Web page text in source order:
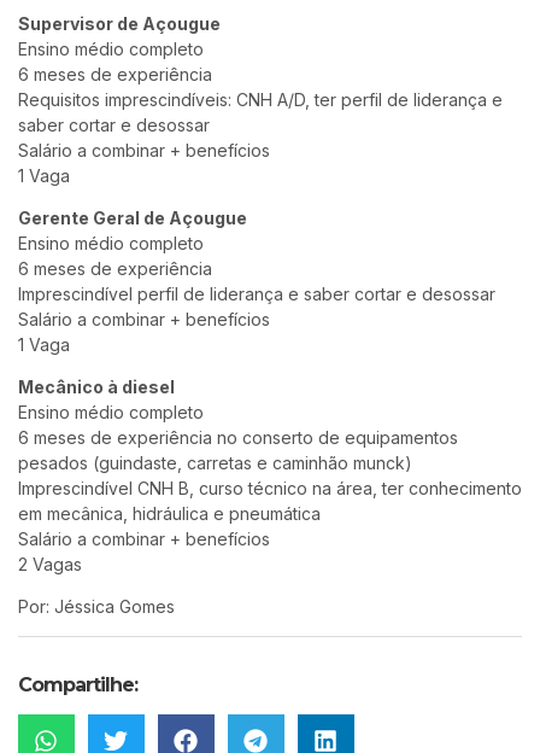
Supervisor de Açougue
Ensino médio completo
6 meses de experiência
Requisitos imprescindíveis: CNH A/D, ter perfil de liderança e
saber cortar e desossar
Salário a combinar + benefícios
1 Vaga
Gerente Geral de Açougue
Ensino médio completo
6 meses de experiência
Imprescindível perfil de liderança e saber cortar e desossar
Salário a combinar + benefícios
1 Vaga
Mecânico à diesel
Ensino médio completo
6 meses de experiência no conserto de equipamentos
pesados (guindaste, carretas e caminhão munck)
Imprescindível CNH B, curso técnico na área, ter conhecimento
em mecânica, hidráulica e pneumática
Salário a combinar + benefícios
2 Vagas
Por: Jéssica Gomes
Compartilhe: